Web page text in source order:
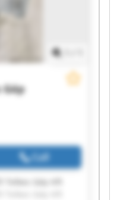
Gép
Call
Telkes Gép Kft